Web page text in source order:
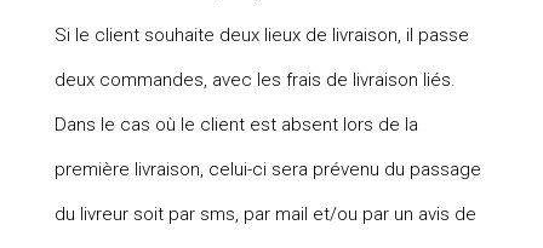
Si le client souhaite deux lieux de livraison, il passe
deux commandes, avec les frais de livraison liés.
Dans le cas où le client est absent lors de la
première livraison, celui-ci sera prévenu du passage
du livreur soit par sms, par mail et/ou par un avis de